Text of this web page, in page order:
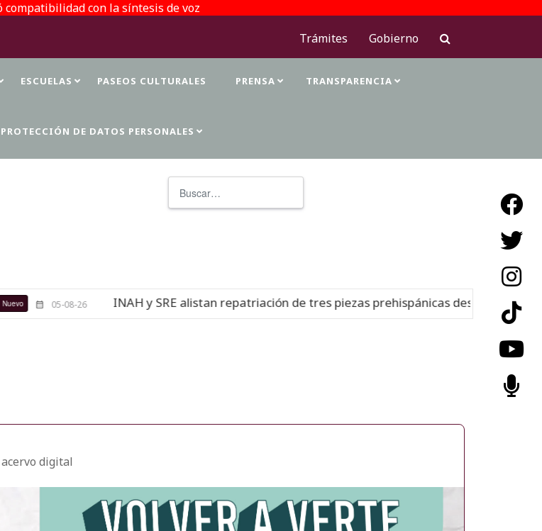
compatibilidad con la síntesis de voz
Trámites
Gobierno
ESCUELAS PASEOS CULTURALES PRENSA TRANSPARENCIA
PROTECCIÓN DE DATOS PERSONALES
26 INAH y SRE alistan repatriación de tres piezas prehispánicas desde Estados Unidos
digital